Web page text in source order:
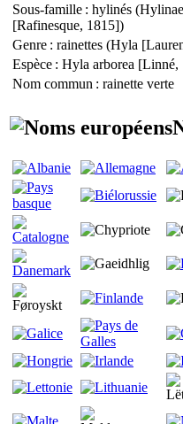
Sous-famille : hylinés (Hylinae
[Rafinesque, 1815])
Genre : rainettes (Hyla
Espèce : Hyla arborea [Linné,
Nom commun : rainette verte